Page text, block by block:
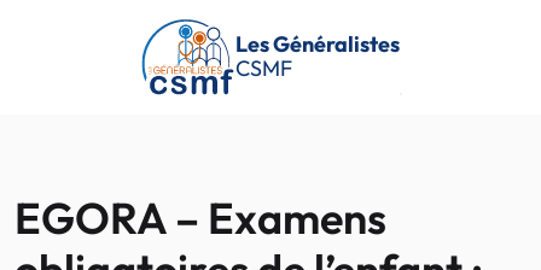
Passer au contenu principal
Les Généralistes
CSMF
EGORA – Examens